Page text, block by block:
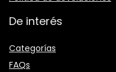
De interés
Categorías
FAQs